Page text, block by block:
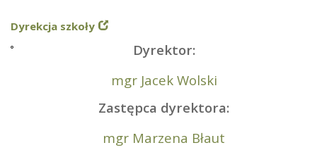
Dyrekcja szkoły
Dyrektor:
mgr Jacek Wolski
Zastępca dyrektora:
mgr Marzena Błaut